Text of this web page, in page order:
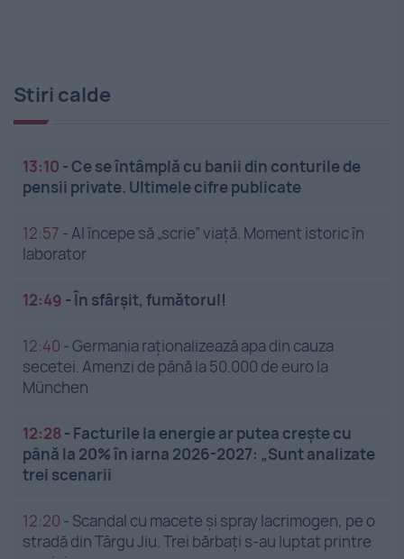
Stiri calde
13:10 -Ce se întâmplă cu banii din conturile de
pensii private. Ultimele cifre publicate
12:57 -AI începe să „scrie” viață. Moment istoric în
laborator
12:49 -În sfârșit, fumătorul!
12:40 -Germania raționalizează apa din cauza
secetei. Amenzi de până la 50.000 de euro la
München
12:28 - Facturile la energie ar putea crește cu
până la 20% în iarna 2026-2027: „Sunt analizate
trei scenarii
12:20 - Scandal cu macete și spray lacrimogen, pe o
stradă din Târgu Jiu. Trei bărbați s-au luptat printre